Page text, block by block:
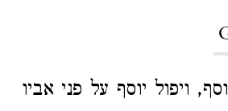
ויפול יוסף על פני אביו